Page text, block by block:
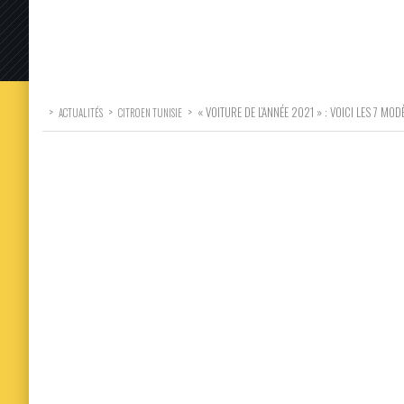
> ACTUALITÉS > CITROEN TUNISIE > « VOITURE DE L’ANNÉE 2021 » : VOICI LES 7